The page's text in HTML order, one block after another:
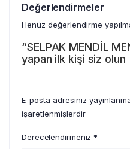
Değerlendirmeler
Henüz değerlendirme
“SELPAK MENDİL
yapan ilk kişi siz olun
E-posta adresiniz
işaretlenmişlerdir
Derecelendirmeniz *